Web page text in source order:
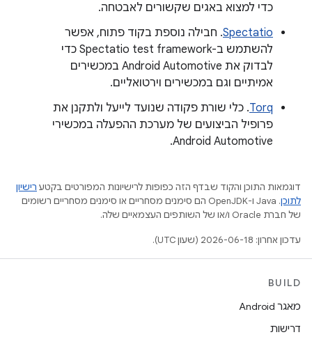
כדי למצוא באגים שקשורים לאבטחה.
Spectatio. חבילה נוספת בקוד פתוח, אפשר
להשתמש ב-Spectatio test framework כדי
לבדוק את Android Automotive במכשירים
אמיתיים וגם במכשירים וירטואליים.
Torq. כלי שורת פקודה שנועד לייעל ולתקנן את
פרופיל הביצועים של מערכת ההפעלה במכשירי
Android Automotive.
דוגמאות התוכן והקוד שבדף הזה כפופות לרישיונות המפורטים בקטע רישיון
לתוכן
.‏ Java ו-OpenJDK הם סימנים מסחריים או סימנים מסחריים רשומים
של חברת Oracle ו/או של השותפים העצמאיים שלה.
עדכון אחרון: 2026-06-18 (שעון UTC).
BUILD
מאגר Android
דרישות